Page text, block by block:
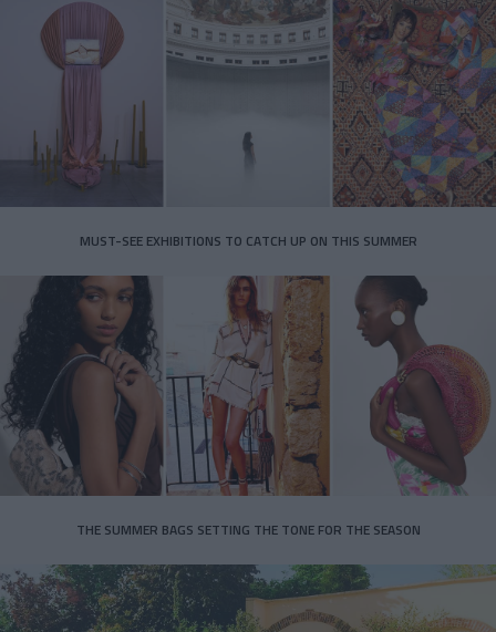
MUST-SEE EXHIBITIONS TO CATCH UP ON THIS SUMMER
THE SUMMER BAGS SETTING THE TONE FOR THE SEASON